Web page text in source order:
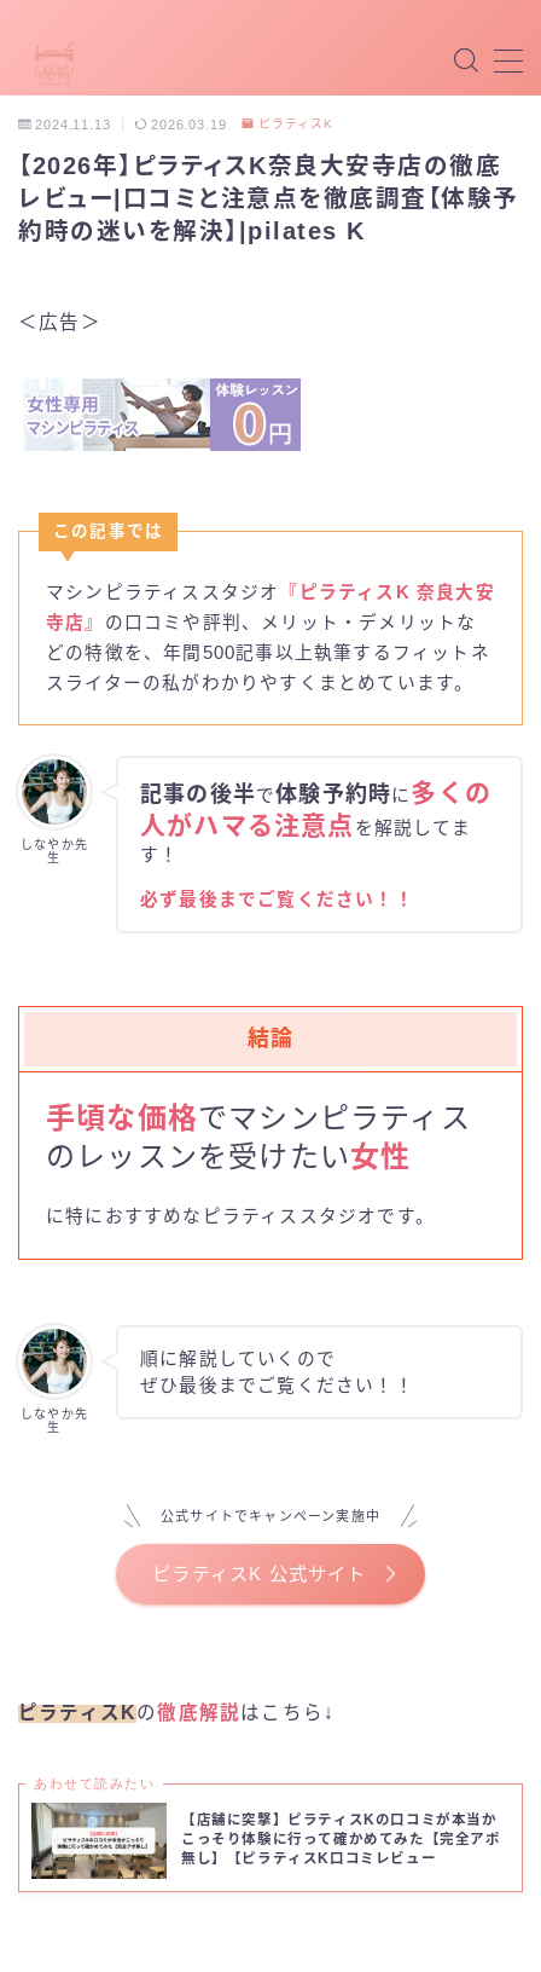
MENU
マシンピラティス
マットピラティス
ホットピラティス
お問い合わせ
luluto(ルルト)
SAKURA
studio IVY
T-THREE
BDCピラティス
CLUB PILATES(クラブピラティス)
LALA PILATES
Pilates KASANE
Rintosull(リントスル)
the SILK
ピラティス＆ジム1to1
ピラティススタジオDEP
zen place pilates
2024.11.13 2026.03.19 ピラティスK
【2026年】ピラティスK奈良大安寺店の徹底
レビュー|口コミと注意点を徹底調査【体験予
約時の迷いを解決】|pilates K
＜広告＞
この記事では
マシンピラティススタジオ
『ピラティスK 奈良大安
寺店』 の口コミや評判、メリット・デメリットな
どの特徴を、年間500記事以上執筆するフィットネ
スライターの私がわかりやすくまとめています。
しなやか先
生
記事の後半で体験予約時に 多くの
人がハマる注意点 を解説してま
す！
必ず最後までご覧ください！！
結論
手頃な価格でマシンピラティス
のレッスンを受けたい女性
に特におすすめなピラティススタジオです。
しなやか先
生
順に解説していくので
ぜひ最後までご覧ください！！
公式サイトでキャンペーン実施中
ピラティスK 公式サイト
ピラティスKの徹底解説はこちら↓
あわせて読みたい
【店舗に突撃】ピラティスKの口コミが本当か
こっそり体験に行って確かめてみた【完全アポ
無し】【ピラティスK口コミレビュー